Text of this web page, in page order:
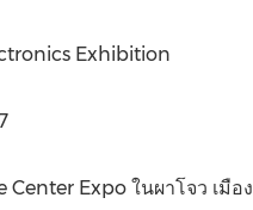
Exhibition
Expo ในผาโจว เมือ